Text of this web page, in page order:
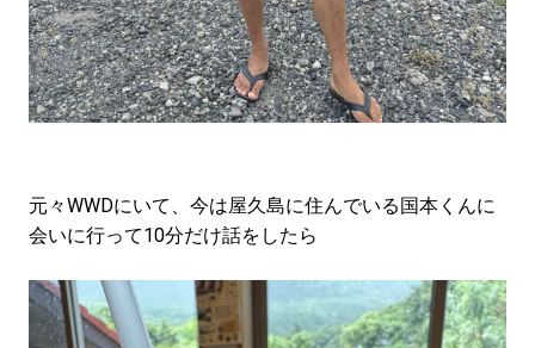
元々WWDにいて、今は屋久島に住んでいる国本くんに
会いに行って10分だけ話をしたら